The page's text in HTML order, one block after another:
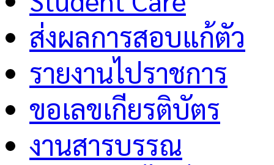
ส่งผลการสอบแก้ตัว
รายงานไปราชการ
ขอเลขเกียรติบัตร
งานสารบรรณ